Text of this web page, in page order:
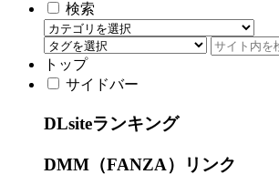
検索
トップ
サイドバー
DLsiteランキング
DMM（FANZA）リンク